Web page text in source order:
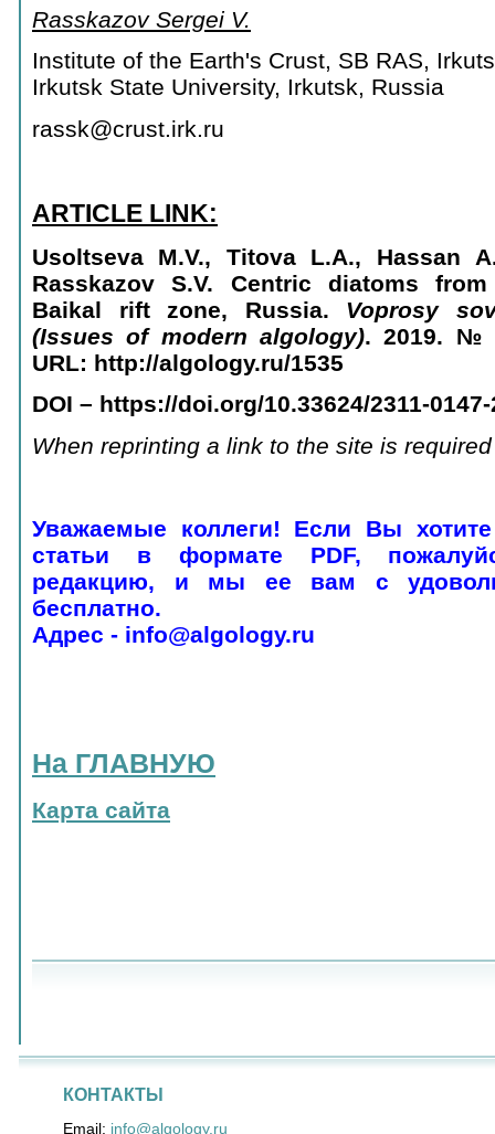
Rasskazov Sergei V.
Institute of the Earth's Crust, SB RAS,
Irkutsk State University, Irkutsk, Russia
rassk@crust.irk.ru
ARTICLE LINK:
Usoltseva M.V., Titova L.А., Hassan
Rasskazov S.V. Centric diatoms
Baikal rift zone, Russia. Voprosy
(Issues of modern algology). 2019. №
URL: http://algology.ru/1535
DOI – https://doi.org/10.33624/2311-
When reprinting a link to the site is required
Уважаемые коллеги! Если Вы
статьи в формате PDF,
редакцию, и мы ее вам с
бесплатно.
Адрес - info@algology.ru
На ГЛАВНУЮ
Карта сайта
КОНТАКТЫ
Email: info@algology.ru